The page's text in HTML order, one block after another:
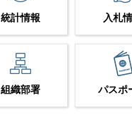
統計情報 入札
組織部署 パスポ